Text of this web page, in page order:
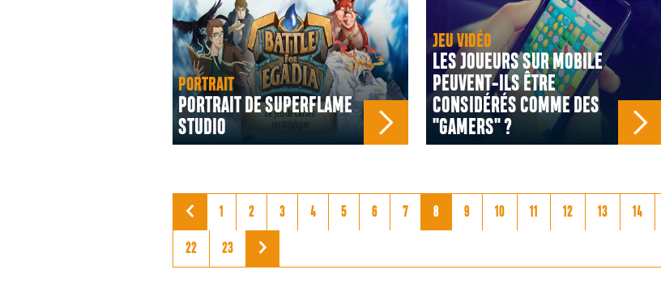
PORTRAIT
PORTRAIT DE SUPERFLAME
STUDIO
JEU VIDÉO
LES JOUEURS SUR MOBILE
PEUVENT-ILS ÊTRE
CONSIDÉRÉS COMME DES
"GAMERS" ?
1 2 3 4 5 6 7 8 9 10 11 12 13 14
22 23